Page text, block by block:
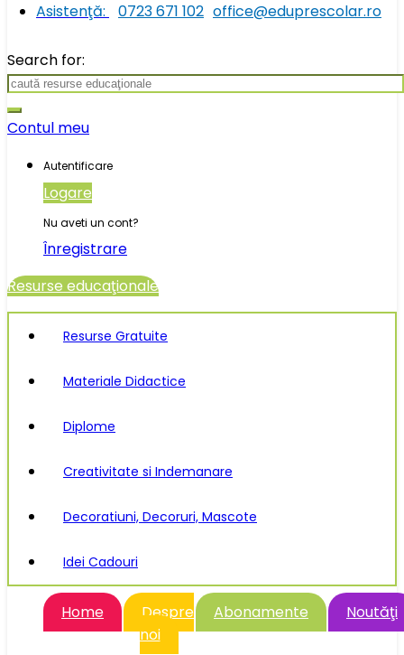
Asistenţă:
0723 671 102 office@eduprescolar.ro
Search for:
Contul meu
Autentificare
Logare
Nu aveti un cont?
Înregistrare
Resurse educaţionale
Resurse Gratuite
Materiale Didactice
Diplome
Creativitate si Indemanare
Decoratiuni, Decoruri, Mascote
Idei Cadouri
Home
Despre
noi
Abonamente Noutăţi